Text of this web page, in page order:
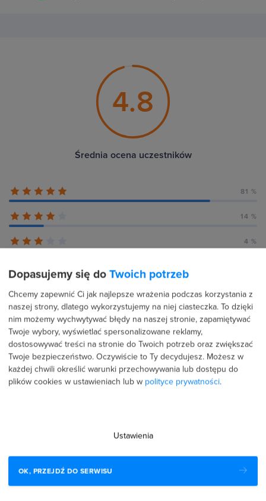
4.8
Średnia ocena uczestników
81 %
14 %
4 %
0 %
Recenzje użytkowników (142)
5.0
Polecam:) bardzo dobry kurs dla początkujących
Dopasujemy się do Twoich potrzeb
Chcemy zapewnić Ci jak najlepsze wrażenia podczas korzystania z
naszej strony, dlatego wykorzystujemy na niej ciasteczka. To dzięki
nim możemy wychwytywać błędy na naszej stronie, zapamiętywać
Twoje wybory, wyświetlać spersonalizowane reklamy,
dostosowywać treści na stronie do Twoich potrzeb oraz zwiększać
Twoje bezpieczeństwo. Oczywiście to Ty decydujesz. Możesz w
każdej chwili określić warunki przechowywania lub dostępu do
plików cookies w ustawieniach lub w polityce prywatności.
Ustawienia
OK, PRZEJDŹ DO SERWISU